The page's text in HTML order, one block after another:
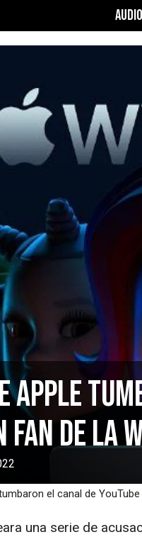
AUDIO
Apple
fan de la
el canal de
una serie de